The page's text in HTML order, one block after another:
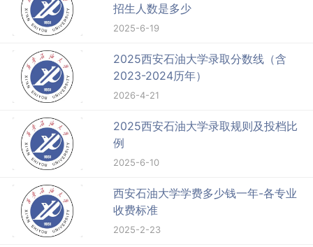
招生人数是多少
2025-6-19
2025西安石油大学录取分数线（含
2023-2024历年）
2026-4-21
2025西安石油大学录取规则及投档比
例
2025-6-10
西安石油大学学费多少钱一年-各专业
收费标准
2025-2-23